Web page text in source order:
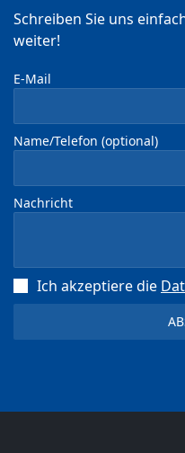
Schreiben Sie uns
weiter!
E-Mail
Name/Telefon (optional)
Nachricht
Ich akzeptiere die